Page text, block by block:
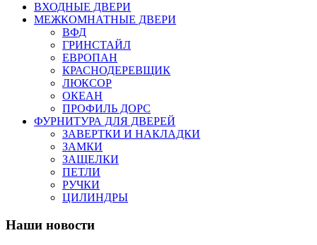
ВХОДНЫЕ ДВЕРИ
МЕЖКОМНАТНЫЕ ДВЕРИ
ВФД
ГРИНСТАЙЛ
ЕВРОПАН
КРАСНОДЕРЕВЩИК
ЛЮКСОР
ОКЕАН
ПРОФИЛЬ ДОРС
ФУРНИТУРА ДЛЯ ДВЕРЕЙ
ЗАВЕРТКИ И НАКЛАДКИ
ЗАМКИ
ЗАЩЕЛКИ
ПЕТЛИ
РУЧКИ
ЦИЛИНДРЫ
Наши новости